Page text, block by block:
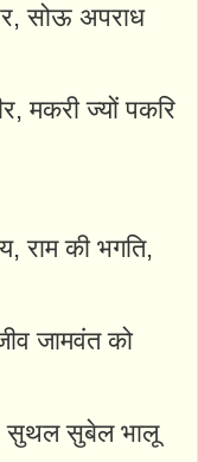
सोऊ अपराध
मकरी ज्यों पकरि
राम की भगति,
जामवंत को
सुथल सुबेल भालू